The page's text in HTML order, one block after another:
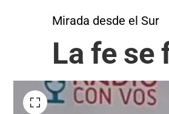
Mirada desde el Sur
La fe se